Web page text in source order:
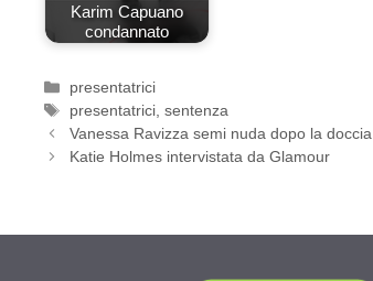
Karim Capuano
condannato
Categorie
presentatrici
Tag
presentatrici,sentenza
Vanessa Ravizza semi nuda dopo la doccia
Katie Holmes intervistata da Glamour